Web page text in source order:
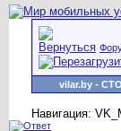
vilar.by -
Навигация: